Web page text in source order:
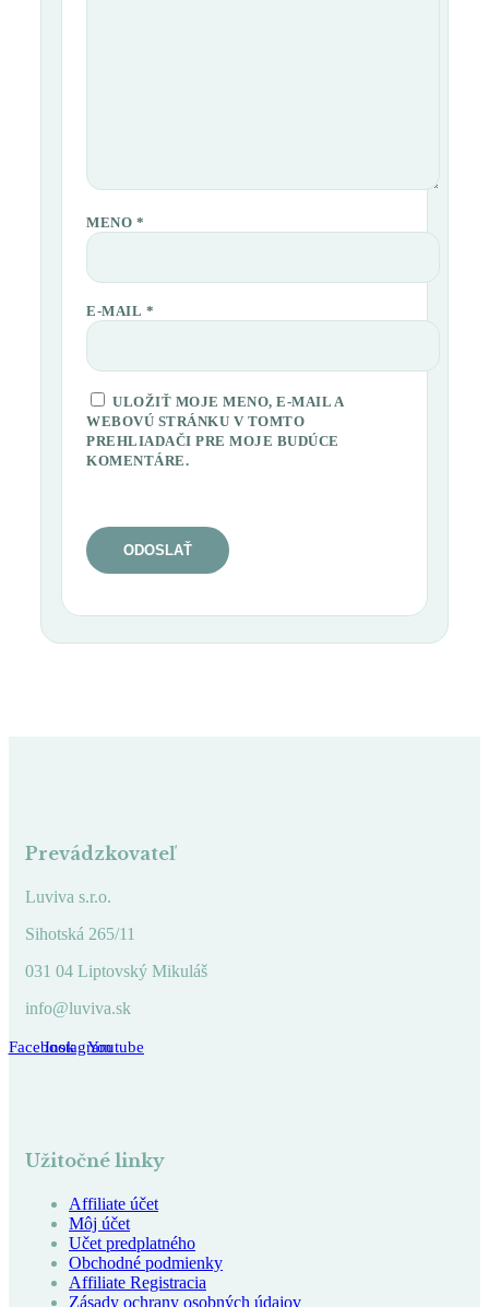
MENO *
E-MAIL *
ULOŽIŤ MOJE MENO, E-MAIL A
WEBOVÚ STRÁNKU V TOMTO
PREHLIADAČI PRE MOJE BUDÚCE
KOMENTÁRE.
Prevádzkovateľ
Luviva s.r.o.
Sihotská 265/11
031 04 Liptovský Mikuláš
info@luviva.sk
FacebookInstagramYoutube
Užitočné linky
Affiliate účet
Môj účet
Učet predplatného
Obchodné podmienky
Affiliate Registracia
Zásady ochrany osobných údajov